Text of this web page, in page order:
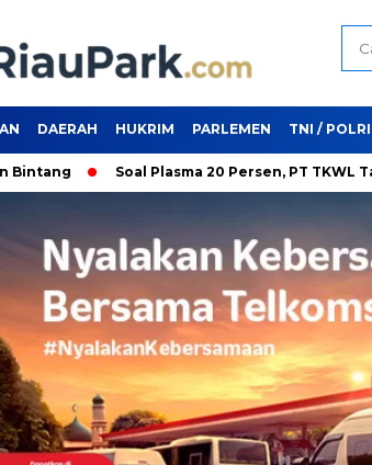
DAERAH HUKRIM PARLEMEN TNI / POLRI
Soal Plasma 20 Persen, PT TKWL Tak Punya